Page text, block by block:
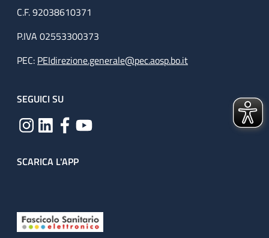
C.F. 92038610371
P.IVA 02553300373
PEC: PEIdirezione.generale@pec.aosp.bo.it
SEGUICI SU
SCARICA L'APP